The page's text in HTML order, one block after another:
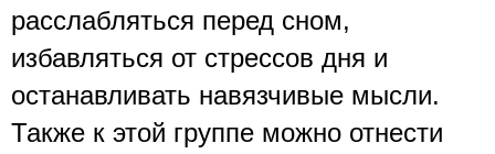
расслабляться перед сном,
избавляться от стрессов дня и
останавливать навязчивые мысли.
Также к этой группе можно отнести